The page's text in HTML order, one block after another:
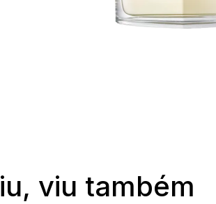
viu também